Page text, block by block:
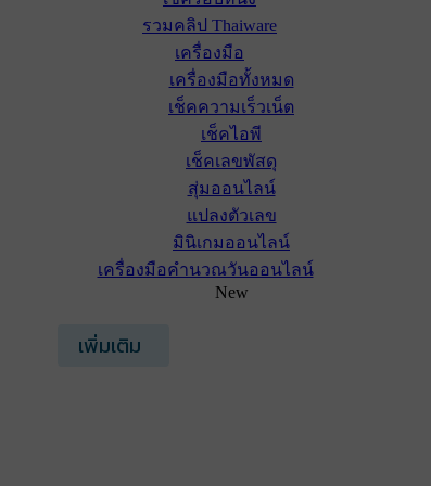
รวมคลิป Thaiware
เครื่องมือ
เครื่องมือทั้งหมด
เช็คความเร็วเน็ต
เช็คไอพี
เช็คเลขพัสดุ
สุ่มออนไลน์
แปลงตัวเลข
มินิเกมออนไลน์
เครื่องมือคำนวณวันออนไลน์
New
เพิ่มเติม